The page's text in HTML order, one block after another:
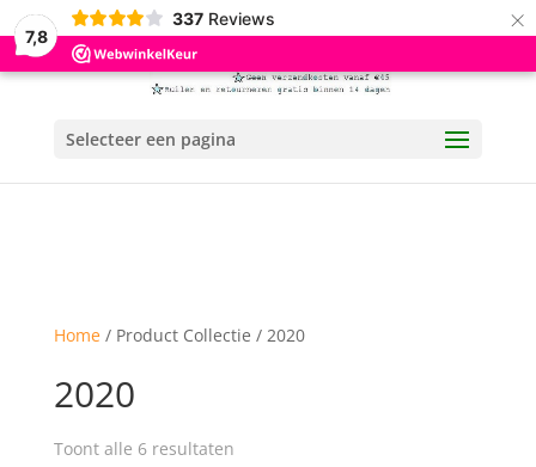
7,8
337 Reviews ×
Selecteer een pagina
Home/ Product Collectie / 2020
2020
Toont alle 6 resultaten